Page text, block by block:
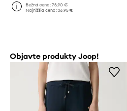
Bežná cena:73,90 €
Najnižšia cena:36,95 €
Objavte produkty Joop!